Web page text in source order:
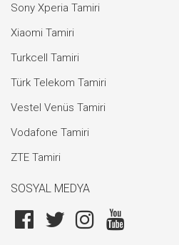
Sony Xperia Tamiri
Xiaomi Tamiri
Turkcell Tamiri
Türk Telekom Tamiri
Vestel Venüs Tamiri
Vodafone Tamiri
ZTE Tamiri
SOSYAL MEDYA